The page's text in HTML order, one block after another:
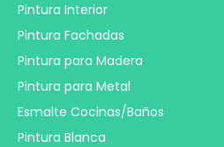
Pintura Interior
Pintura Fachadas
Pintura para Madera
Pintura para Metal
Esmalte Cocinas/Baños
Pintura Blanca